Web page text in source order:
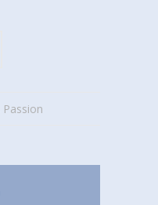
Passion